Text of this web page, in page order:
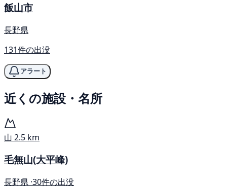
飯山市
長野県
131件の出没
アラート
近くの施設・名所
山 2.5 km
毛無山(大平峰)
長野県 ·30件の出没